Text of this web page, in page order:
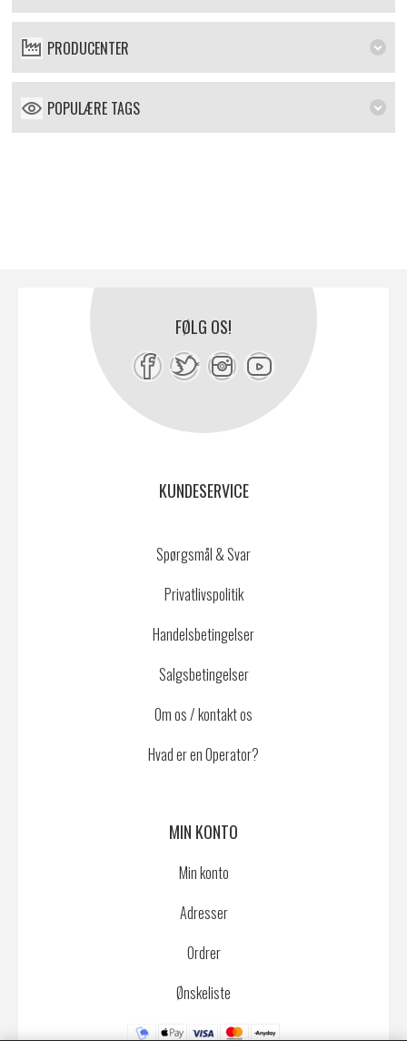
PRODUCENTER
POPULÆRE TAGS
FØLG OS!
KUNDESERVICE
Spørgsmål & Svar
Privatlivspolitik
Handelsbetingelser
Salgsbetingelser
Om os / kontakt os
Hvad er en Operator?
MIN KONTO
Min konto
Adresser
Ordrer
Ønskeliste